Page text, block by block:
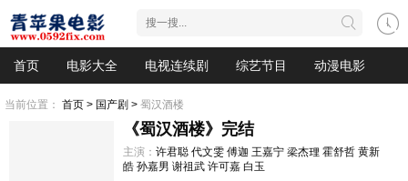
首页 电影大全 电视连续剧 综艺节目 动漫电影
当前位置： 首页 > 国产剧 > 蜀汉酒楼
《蜀汉酒楼》完结
主演： 许君聪 代文雯 傅迦 王嘉宁 梁杰理 霍舒哲 黄新
皓 孙嘉男 谢祖武 许可嘉 白玉